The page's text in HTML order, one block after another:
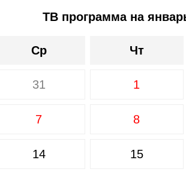
ТВ программа на
Ср Чт
31 1
7 8
14 15